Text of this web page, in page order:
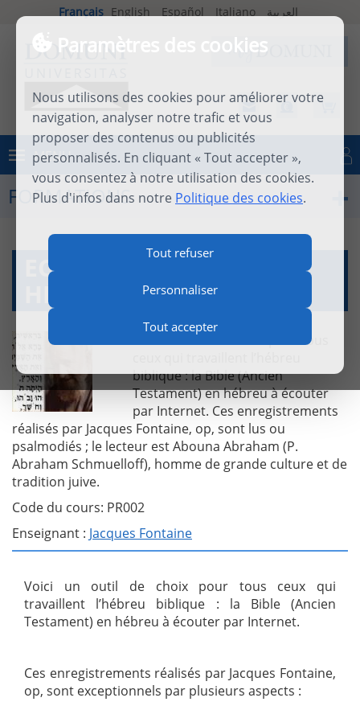
Paramètres des cookies
Nous utilisons des cookies pour améliorer votre
navigation, analyser notre trafic et vous
proposer des contenus ou publicités
personnalisés. En cliquant « Tout accepter »,
vous consentez à notre utilisation des cookies.
Plus d'infos dans notre Politique des cookies.
Tout refuser
Personnaliser
Tout accepter
Français English Español Italiano العربية
MENU Se connecter
FORMATIONS
ECOUTER LA BIBLE EN
HÉBREU
Voici un outil de choix pour tous
biblique : la Bible (Ancien
Testament) en hébreu à écouter
par Internet. Ces enregistrements
réalisés par Jacques Fontaine, op, sont lus ou
psalmodiés ; le lecteur est Abouna Abraham (P.
Abraham Schmuelloff), homme de grande culture et de
tradition juive.
Code du cours: PR002
Enseignant : Jacques Fontaine
Voici un outil de choix pour tous ceux qui
travaillent l’hébreu biblique : la Bible (Ancien
Testament) en hébreu à écouter par Internet.
Ces enregistrements réalisés par Jacques Fontaine,
op, sont exceptionnels par plusieurs aspects :